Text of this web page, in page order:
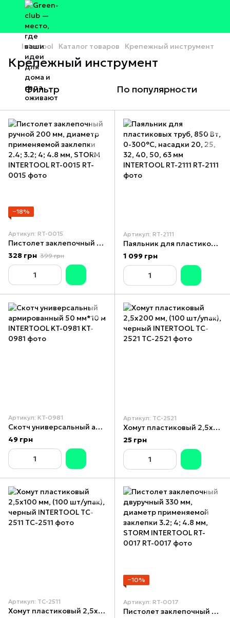
Intertool Каталог товаров Крепежный инструмент
Крепежный инструмент
Фильтр По популярности
−18%
Артикул: RT-0015
Пистолет заклепочный ручной 200 мм, диаметр применяемой заклепки 2.4; 3.2; 4; 4.8 мм, STORM INTERTOOL RT-0015
328 грн 399 грн
Артикул: RT-2111
Паяльник для пластиковых труб, 850 Вт, 0-300°C, насадки 20, 25, 32, 40, 50, 63 мм INTERTOOL RT-2111
1 099 грн
Артикул: KT-0981
Скотч универсальный армированный 50 мм*10 м INTERTOOL KT-0981
49 грн
Артикул: TC-2521
Хомут пластиковый 2,5x200 мм, (100 шт/упак), черный INTERTOOL TC-2521
25 грн
Артикул: TC-2511
Хомут пластиковый 2,5x100 мм, (100 шт/упак), черный INTERTOOL TC-2511
−10%
Артикул: RT-0017
Пистолет заклепочный двуручный 330 мм, диаметр применяемой заклепки 3.2; 4; 4.8 мм, STORM INTERTOOL RT-0017